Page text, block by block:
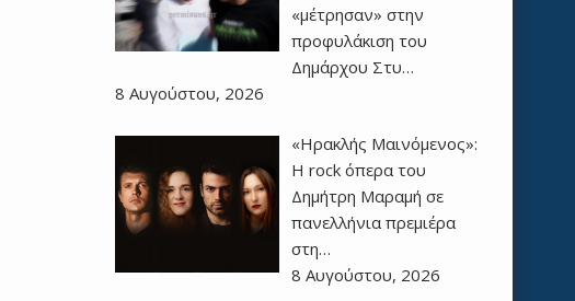
«μέτρησαν» στην
προφυλάκιση του
Δημάρχου Στυ…
8 Αυγούστου, 2026
«Ηρακλής Μαινόμενος»:
H rock όπερα του
Δημήτρη Μαραμή σε
πανελλήνια πρεμιέρα
στη…
8 Αυγούστου, 2026